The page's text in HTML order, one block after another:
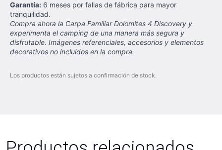
Garantía: 6 meses por fallas de fábrica para mayor
tranquilidad.
Compra ahora la Carpa Familiar Dolomites 4 Discovery y
experimenta el camping de una manera más segura y
disfrutable. Imágenes referenciales, accesorios y elementos
decorativos no incluidos en la compra.
Los productos están sujetos a confirmación de stock.